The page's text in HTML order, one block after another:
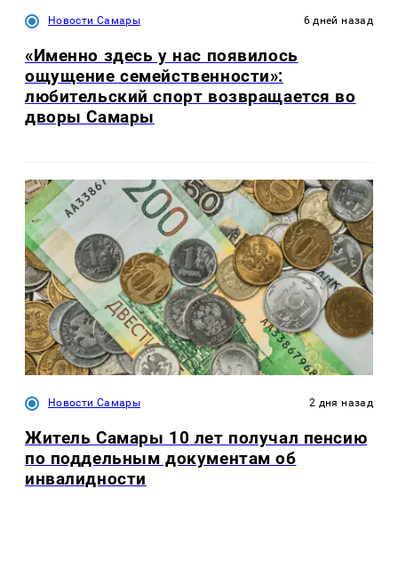
Новости Самары 6 дней назад
«Именно здесь у нас появилось
ощущение семейственности»:
любительский спорт возвращается во
дворы Самары
Новости Самары 2 дня назад
Житель Самары 10 лет получал пенсию
по поддельным документам об
инвалидности